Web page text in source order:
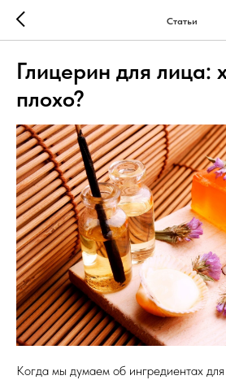
Статьи
Глицерин для лица:
плохо?
Когда мы думаем об ингредиентах